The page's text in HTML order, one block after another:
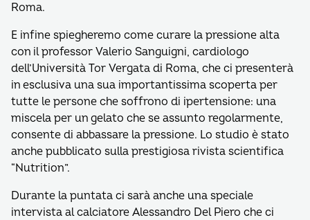
Roma.
E infine spiegheremo come curare la pressione alta
con il professor Valerio Sanguigni, cardiologo
dell’Università Tor Vergata di Roma, che ci presenterà
in esclusiva una sua importantissima scoperta per
tutte le persone che soffrono di ipertensione: una
miscela per un gelato che se assunto regolarmente,
consente di abbassare la pressione. Lo studio è stato
anche pubblicato sulla prestigiosa rivista scientifica
“Nutrition”.
Durante la puntata ci sarà anche una speciale
intervista al calciatore Alessandro Del Piero che ci